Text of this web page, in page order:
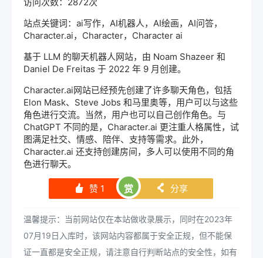
站点关键词：ai写作，AI机器人，AI绘画，AI问答，
Character.ai，Character，Character ai
基于 LLM 的聊天机器人网站，由 Noam Shazeer 和
Daniel De Freitas 于 2022 年 9 月创建。
Character.ai网站已经预先创建了许多聊天角色，包括
Elon Mask、Steve Jobs 和马里奥等，用户可以与这些
角色进行交流。当然，用户也可以自己创作角色。与
ChatGPT 不同的是， Character.ai 更注重人格属性，试
图满足社交、情感、陪伴、支持等需求。此外，
Character.ai 还支持创建房间，多人可以使用不同的角
色进行聊天。
󰄼 赞 1 赏 󰄯 分享
温馨提示：当前网站仅在本站做收录展示，同时在2023年
07月19日入库时，该网站内容都属于安全正规，但不能保
证一直都是安全正规，请注意自行判断站点的安全性，如有